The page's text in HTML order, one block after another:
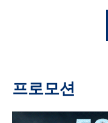
프로모션